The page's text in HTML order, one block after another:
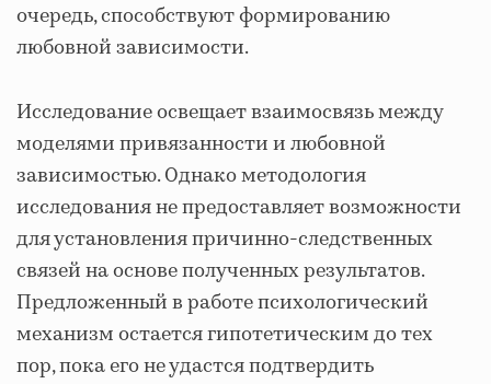
очередь, способствуют формированию
любовной зависимости.
Исследование освещает взаимосвязь между
моделями привязанности и любовной
зависимостью. Однако методология
исследования не предоставляет возможности
для установления причинно-следственных
связей на основе полученных результатов.
Предложенный в работе психологический
механизм остается гипотетическим до тех
пор, пока его не удастся подтвердить